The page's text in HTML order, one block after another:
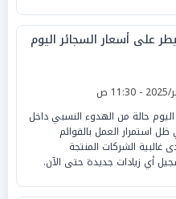
على أسعار السجائر اليوم
حالة من الهدوء النسبي داخل
استمرار العمل بالقوائم
غالبية الشركات المنتجة
أي زيادات جديدة حتى الآن.